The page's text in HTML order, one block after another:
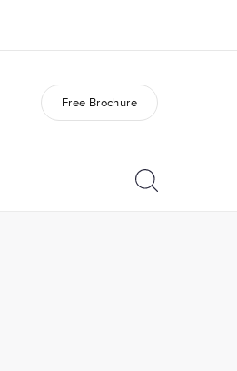
Careers
Free Brochure